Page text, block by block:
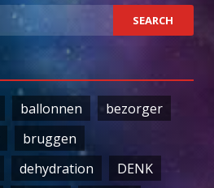
ballonnen
bezorger
bruggen
dehydration
DENK